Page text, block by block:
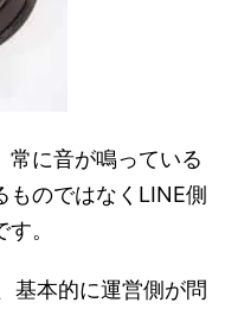
常に音が鳴っている
ものではなくLINE側
。
基本的に運営側が問